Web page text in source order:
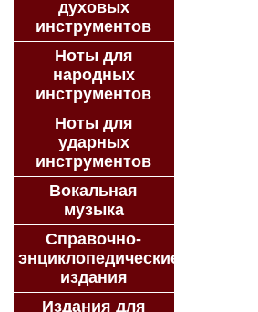
духовых
инструментов
Ноты для
народных
инструментов
Ноты для
ударных
инструментов
Вокальная
музыка
Справочно-
энциклопедические
издания
Издания для